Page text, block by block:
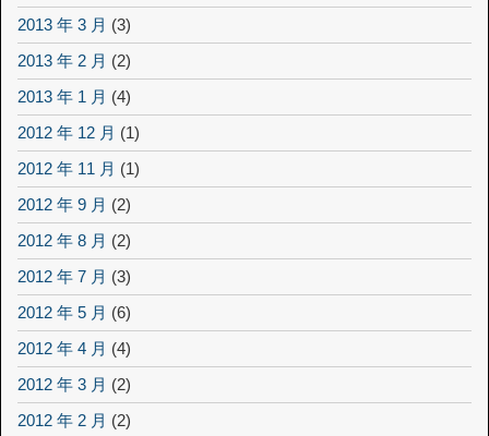
2013 年 3 月 (3)
2013 年 2 月 (2)
2013 年 1 月 (4)
2012 年 12 月 (1)
2012 年 11 月 (1)
2012 年 9 月 (2)
2012 年 8 月 (2)
2012 年 7 月 (3)
2012 年 5 月 (6)
2012 年 4 月 (4)
2012 年 3 月 (2)
2012 年 2 月 (2)